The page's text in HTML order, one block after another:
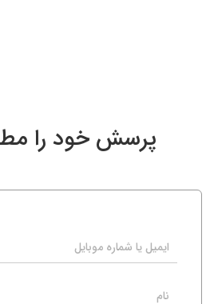
پرسش خود را